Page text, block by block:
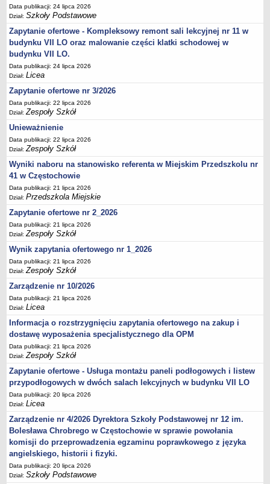
Data publikacji: 24 lipca 2026
Dział:Szkoły Podstawowe
Zapytanie ofertowe - Kompleksowy remont sali lekcyjnej nr 11 w
budynku VII LO oraz malowanie części klatki schodowej w
budynku VII LO.
Data publikacji: 24 lipca 2026
Dział:Licea
Zapytanie ofertowe nr 3/2026
Data publikacji: 22 lipca 2026
Dział:Zespoły Szkół
Unieważnienie
Data publikacji: 22 lipca 2026
Dział:Zespoły Szkół
Wyniki naboru na stanowisko referenta w Miejskim Przedszkolu nr
41 w Częstochowie
Data publikacji: 21 lipca 2026
Dział:Przedszkola Miejskie
Zapytanie ofertowe nr 2_2026
Data publikacji: 21 lipca 2026
Dział:Zespoły Szkół
Wynik zapytania ofertowego nr 1_2026
Data publikacji: 21 lipca 2026
Dział:Zespoły Szkół
Zarządzenie nr 10/2026
Data publikacji: 21 lipca 2026
Dział:Licea
Informacja o rozstrzygnięciu zapytania ofertowego na zakup i
dostawę wyposażenia specjalistycznego dla OPM
Data publikacji: 21 lipca 2026
Dział:Zespoły Szkół
Zapytanie ofertowe - Usługa montażu paneli podłogowych i listew
przypodłogowych w dwóch salach lekcyjnych w budynku VII LO
Data publikacji: 20 lipca 2026
Dział:Licea
Zarządzenie nr 4/2026 Dyrektora Szkoły Podstawowej nr 12 im.
Bolesława Chrobrego w Częstochowie w sprawie powołania
komisji do przeprowadzenia egzaminu poprawkowego z języka
angielskiego, historii i fizyki.
Data publikacji: 20 lipca 2026
Dział:Szkoły Podstawowe